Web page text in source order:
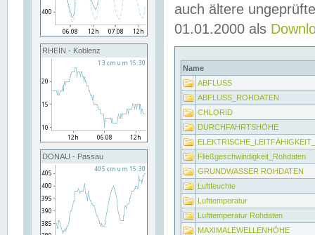
RHEIN - Koblenz
DONAU - Passau
auch ältere
01.01.2000 als
Name
ABFLUSS
ABFLUSS_ROHDATEN
CHLORID
DURCHFAHRTSHÖHE
Fließgeschwindigkeit_Rohdaten
GRUNDWASSER ROHDATEN
Luftfeuchte
Lufttemperatur
Lufttemperatur Rohdaten
MAXIMALEWELLENHÖHE